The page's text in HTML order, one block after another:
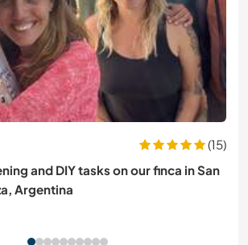
(15)
and DIY tasks on our finca in San
Argentina